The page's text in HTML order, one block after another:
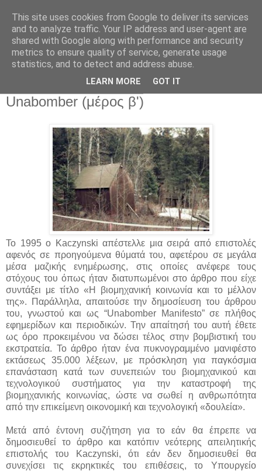
Unabomber (μέρος β')
Το 1995 ο Kaczynski απέστελλε μια σειρά από επιστολές
αφενός σε προηγούμενα θύματά του, αφετέρου σε μεγάλα
μέσα μαζικής ενημέρωσης, στις οποίες ανέφερε τους
στόχους του όπως ήταν διατυπωμένοι στο άρθρο που είχε
συντάξει με τίτλο «Η βιομηχανική κοινωνία και το μέλλον
της». Παράλληλα, απαιτούσε την δημοσίευση του άρθρου
του, γνωστού και ως “Unabomber Manifesto” σε πλήθος
εφημερίδων και περιοδικών. Την απαίτησή του αυτή έθετε
ως όρο προκειμένου να δώσει τέλος στην βομβιστική του
εκστρατεία. Το άρθρο ήταν ένα πυκνογραμμένο μανιφέστο
εκτάσεως 35.000 λέξεων, με πρόσκληση για παγκόσμια
επανάσταση κατά των συνεπειών του βιομηχανικού και
τεχνολογικού συστήματος για την καταστροφή της
βιομηχανικής κοινωνίας, ώστε να σωθεί η ανθρωπότητα
από την επικείμενη οικονομική και τεχνολογική «δουλεία».
Μετά από έντονη συζήτηση για το εάν θα έπρεπε να
δημοσιευθεί το άρθρο και κατόπιν νεότερης απειλητικής
επιστολής του Kaczynski, ότι εάν δεν δημοσιευθεί θα
συνεχίσει τις εκρηκτικές του επιθέσεις, το Υπουργείο
This site uses cookies from Google to deliver its services
and to analyze traffic. Your IP address and user-agent are
shared with Google along with performance and security
metrics to ensure quality of service, generate usage
statistics, and to detect and address abuse.
LEARN MORE GOT IT